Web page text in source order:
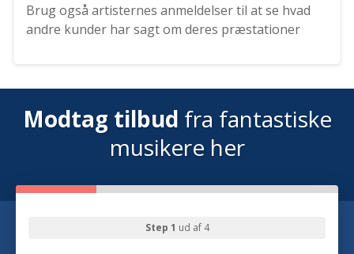
Brug også artisternes anmeldelser til at se hvad
andre kunder har sagt om deres præstationer
Modtag tilbud fra fantastiske
musikere her
Step 1 ud af 4